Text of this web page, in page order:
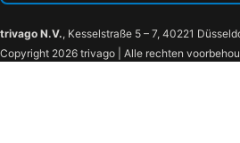
trivago N.V., Kesselstraße 5 – 7, 40221
Copyright 2026 trivago | Alle rechten